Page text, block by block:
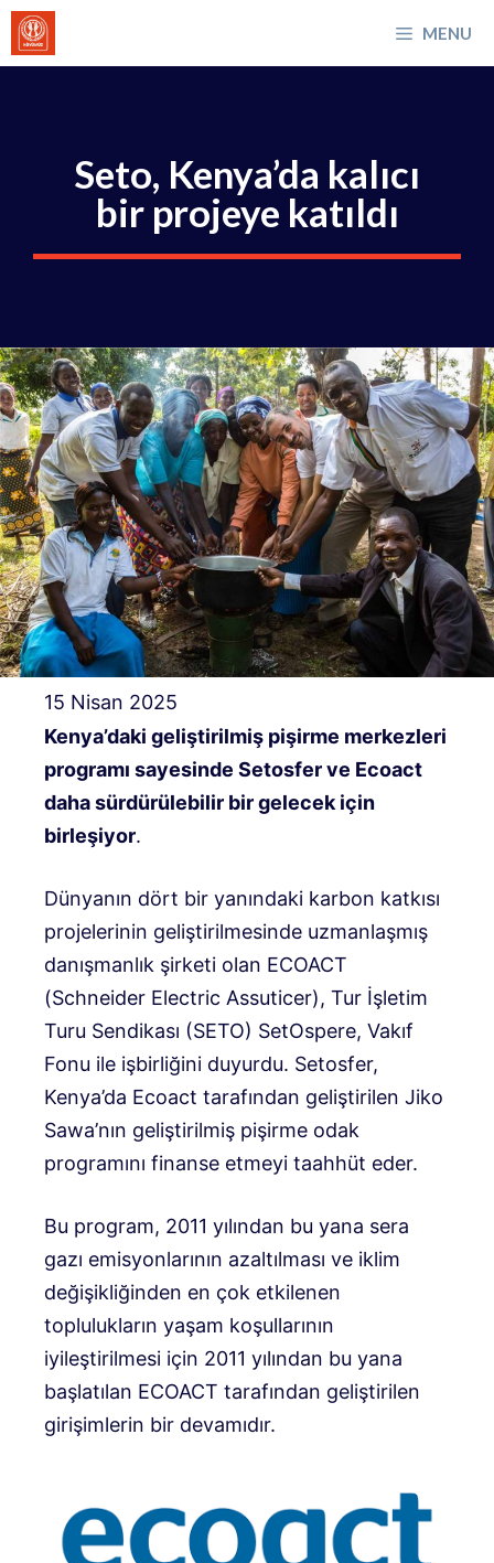
İçeriğe
atla
MENU
Seto, Kenya’da kalıcı
bir projeye katıldı
15 Nisan 2025
Kenya’daki geliştirilmiş pişirme merkezleri
programı sayesinde Setosfer ve Ecoact
daha sürdürülebilir bir gelecek için
birleşiyor.
Dünyanın dört bir yanındaki karbon katkısı
projelerinin geliştirilmesinde uzmanlaşmış
danışmanlık şirketi olan ECOACT
(Schneider Electric Assuticer), Tur İşletim
Turu Sendikası (SETO) SetOspere, Vakıf
Fonu ile işbirliğini duyurdu. Setosfer,
Kenya’da Ecoact tarafından geliştirilen Jiko
Sawa’nın geliştirilmiş pişirme odak
programını finanse etmeyi taahhüt eder.
Bu program, 2011 yılından bu yana sera
gazı emisyonlarının azaltılması ve iklim
değişikliğinden en çok etkilenen
toplulukların yaşam koşullarının
iyileştirilmesi için 2011 yılından bu yana
başlatılan ECOACT tarafından geliştirilen
girişimlerin bir devamıdır.